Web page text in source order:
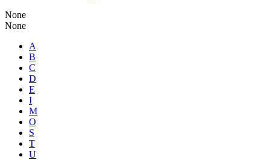
None
None
A
B
C
D
E
I
M
O
S
T
U